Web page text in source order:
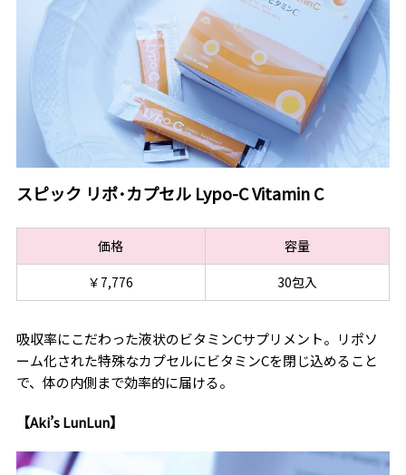
スピック リポ･カプセル Lypo-C Vitamin C
価格
容量
￥7,776
30包入
吸収率にこだわった液状のビタミンCサプリメント。リポソ
ーム化された特殊なカプセルにビタミンCを閉じ込めること
で、体の内側まで効率的に届ける。
【Aki’s LunLun】